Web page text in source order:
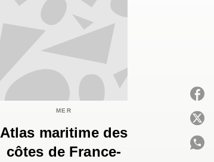
MER
Atlas maritime des
côtes de France-